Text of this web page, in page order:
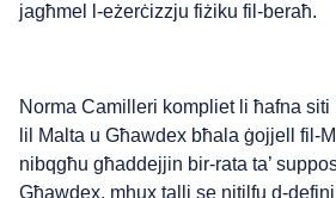
jagħmel l-eżerċizzju fiżiku fil-beraħ.
Norma Camilleri kompliet li ħafna
lil Malta u Għawdex bħala ġojjell fil-
nibqgħu għaddejjin bir-rata ta’
Għawdex, mhux talli se nitilfu d-